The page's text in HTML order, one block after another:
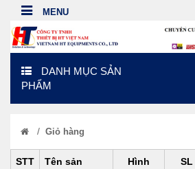
DANH MỤC SẢN
PHẨM
/ Giỏ hàng
STT
Tên sản
Hình
SL